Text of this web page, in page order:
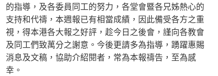
的指導，及各委員同工的努力，各堂會暨各兄姊熱心的
支持和代禱，本週報已有相當成績，因此備受各方之重
視，得本港各大報之好評，趁今日之後會，謹向各教會
及同工們致萬分之謝意。今後更請多為指導，踴躍惠賜
消息及文稿，協助介紹閱者，常為本報禱告，至為感
幸。